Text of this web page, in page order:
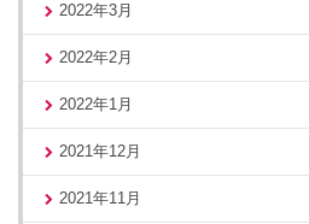
2022年3月
2022年2月
2022年1月
2021年12月
2021年11月